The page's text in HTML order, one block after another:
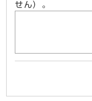
せん）。